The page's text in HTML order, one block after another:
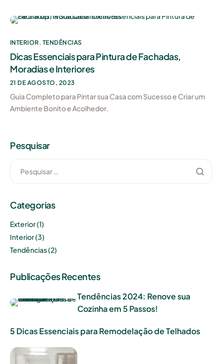
INTERIOR, TENDÊNCIAS
Dicas Essenciais para Pintura de Fachadas,
Moradias e Interiores
21 DE AGOSTO, 2023
Guia Completo para Pintar sua Casa com Sucesso e Criar um
Ambiente Bonito e Acolhedor.
Pesquisar
Categorias
Exterior(1)
Interior(3)
Tendências(2)
Publicações Recentes
Tendências 2024: Renove sua
Cozinha em 5 Passos!
5 Dicas Essenciais para Remodelação de Telhados